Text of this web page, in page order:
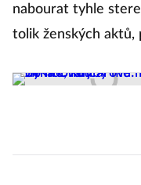
nabourat tyhle
tolik ženských aktů,